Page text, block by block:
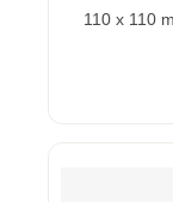
110 x 110